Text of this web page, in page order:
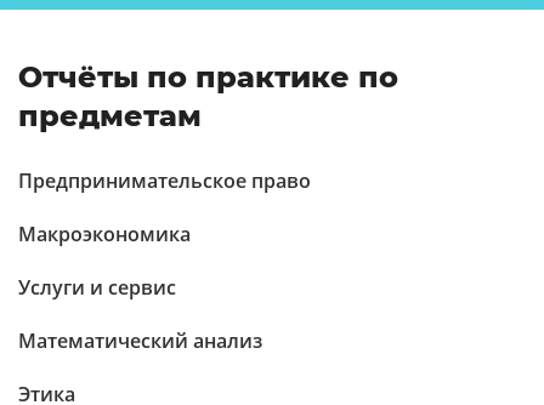
Отчёты по практике по
предметам
Предпринимательское право
Макроэкономика
Услуги и сервис
Математический анализ
Этика